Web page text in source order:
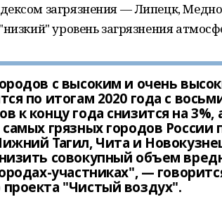
загрязнения — Липецк,
уровень загрязнения
с высоким и очень
по итогам 2020 года с
к концу года снизится на 3%,
грязных городов России
Тагил, Чита и
совокупный объем
участниках", —
"Чистый воздух".